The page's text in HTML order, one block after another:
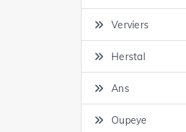
Verviers
Herstal
Ans
Oupeye